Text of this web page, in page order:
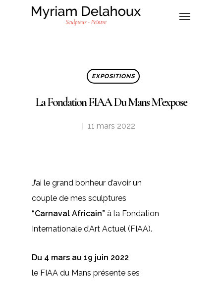
EXPOSITIONS
La Fondation FIAA Du Mans M’expose
11 mars 2022
J’ai le grand bonheur d’avoir un
couple de mes sculptures
“Carnaval Africain” à la Fondation
Internationale d’Art Actuel (FIAA).
Du 4 mars au 19 juin 2022
le FIAA du Mans présente ses